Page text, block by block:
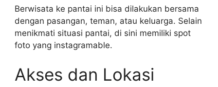
Berwisata ke pantai ini bisa dilakukan bersama
dengan pasangan, teman, atau keluarga. Selain
menikmati situasi pantai, di sini memiliki spot
foto yang instagramable.
Akses dan Lokasi